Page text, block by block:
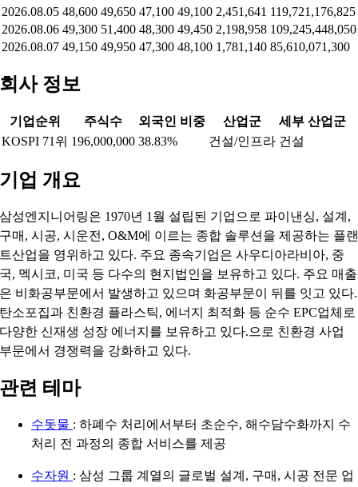
2026.08.05 48,600 49,650 47,100 49,100 2,451,641 119,721,176,825
2026.08.06 49,300 51,400 48,300 49,450 2,198,958 109,245,448,050
2026.08.07 49,150 49,950 47,300 48,100 1,781,140 85,610,071,300
회사 정보
기업순위 주식수 외국인 비중 산업군
세부 산업군
KOSPI 71위 196,000,000 38.83% 건설/인프라 건설
기업 개요
삼성엔지니어링은 1970년 1월 설립된 기업으로 파이낸싱, 설계,
구매, 시공, 시운전, O&M에 이르는 종합 솔루션을 제공하는 플랜
트산업을 영위하고 있다. 주요 종속기업은 사우디아라비아, 중
국, 멕시코, 미국 등 다수의 현지법인을 보유하고 있다. 주요 매출
은 비화공부문에서 발생하고 있으며 화공부문이 뒤를 잇고 있다.
탄소포집과 친환경 플라스틱, 에너지 최적화 등 순수 EPC업체로
다양한 신재생 성장 에너지를 보유하고 있다.으로 친환경 사업
부문에서 경쟁력을 강화하고 있다.
관련 테마
수돗물 : 하폐수 처리에서부터 초순수, 해수담수화까지 수
처리 전 과정의 종합 서비스를 제공
수자원 : 삼성 그룹 계열의 글로벌 설계, 구매, 시공 전문 업